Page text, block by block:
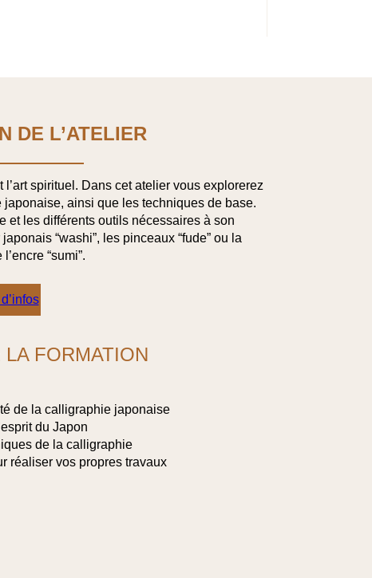
DE L’ATELIER
spirituel. Dans cet atelier vous explorerez
ainsi que les techniques de base.
et les différents outils nécessaires à son
“washi”, les pinceaux “fude” ou la
“sumi”.
FORMATION
de la calligraphie japonaise
du Japon
de la calligraphie
réaliser vos propres travaux